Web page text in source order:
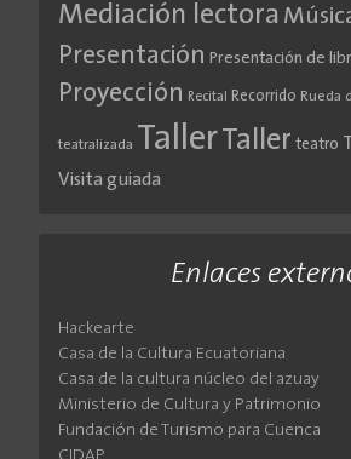
Mediación lectora
Presentación Presentación de
Proyección Recital Recorrido Rueda
teatralizada Taller Taller teatro
Visita guiada
Enlaces
Hackearte
Casa de la Cultura Ecuatoriana
Casa de la cultura núcleo del azuay
Ministerio de Cultura y Patrimonio
Fundación de Turismo para Cuenca